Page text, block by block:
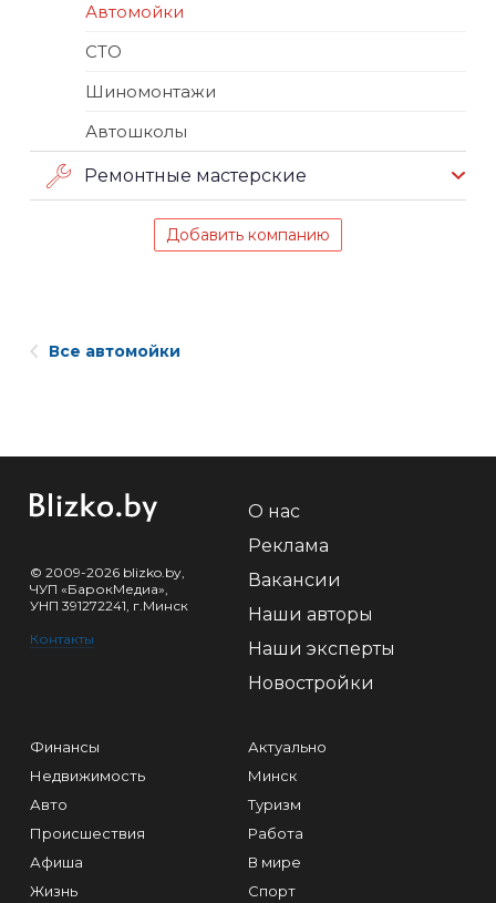
Автомойки
СТО
Шиномонтажи
Автошколы
Ремонтные мастерские
Добавить компанию
Все автомойки
© 2009-2026 blizko.by,
ЧУП «БарокМедиа»,
УНП 391272241, г.Минск
Контакты
О нас
Реклама
Вакансии
Наши авторы
Наши эксперты
Новостройки
Финансы
Недвижимость
Авто
Происшествия
Афиша
Жизнь
Актуально
Минск
Туризм
Работа
В мире
Спорт